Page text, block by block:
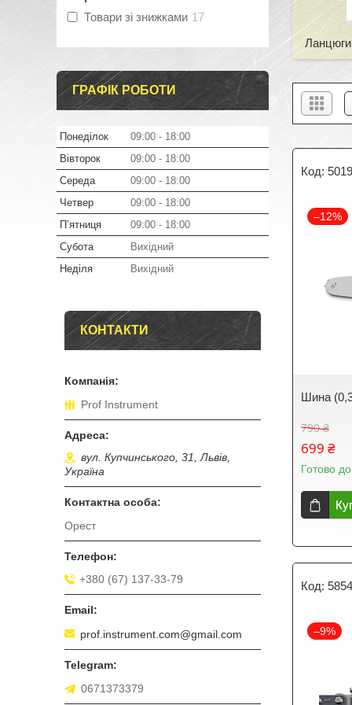
Ланцюги
–12%
Шина
790 ₴
699 ₴
Готово
–9%
Товари зі знижками 17
ГРАФІК РОБОТИ
Понеділок 09:00
18:00
Вівторок
09:00
18:00
Середа
09:00
18:00
Четвер
09:00
18:00
Пʼятниця
09:00
18:00
Субота
Вихідний
Неділя
Вихідний
КОНТАКТИ
Prof Instrument
вул. Купчинського, 31, Львів,
Україна
Орест
+380 (67) 137-33-79
prof.instrument.com@gmail.com
0671373379